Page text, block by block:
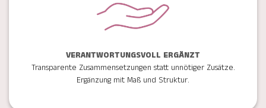
VERANTWORTUNGSVOLL ERGÄNZT
Transparente Zusammensetzungen statt unnötiger Zusätze.
Ergänzung mit Maß und Struktur.